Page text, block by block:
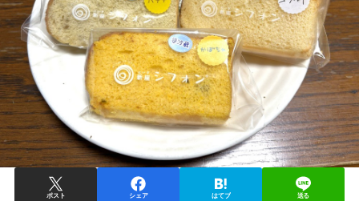
ポスト シェア はてブ 送る